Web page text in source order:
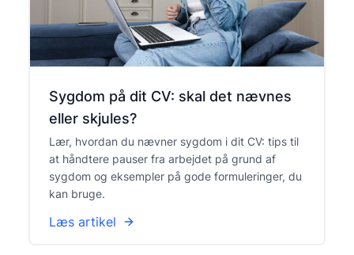
Sygdom på dit CV: skal det nævnes
eller skjules?
Lær, hvordan du nævner sygdom i dit CV: tips til
at håndtere pauser fra arbejdet på grund af
sygdom og eksempler på gode formuleringer, du
kan bruge.
Læs artikel